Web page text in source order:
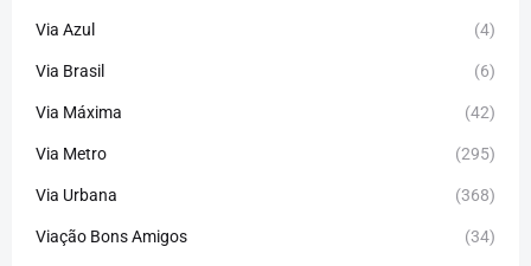
Via Azul (4)
Via Brasil (6)
Via Máxima (42)
Via Metro (295)
Via Urbana (368)
Viação Bons Amigos (34)